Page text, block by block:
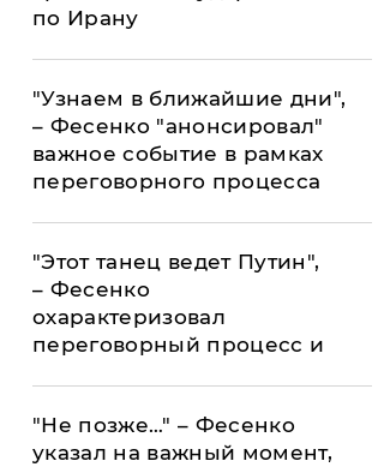
по Ирану
"Узнаем в ближайшие дни",
– Фесенко "анонсировал"
важное событие в рамках
переговорного процесса
"Этот танец ведет Путин",
– Фесенко
охарактеризовал
переговорный процесс и
"Не позже…" – Фесенко
указал на важный момент,